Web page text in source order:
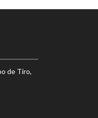
de Tiro,